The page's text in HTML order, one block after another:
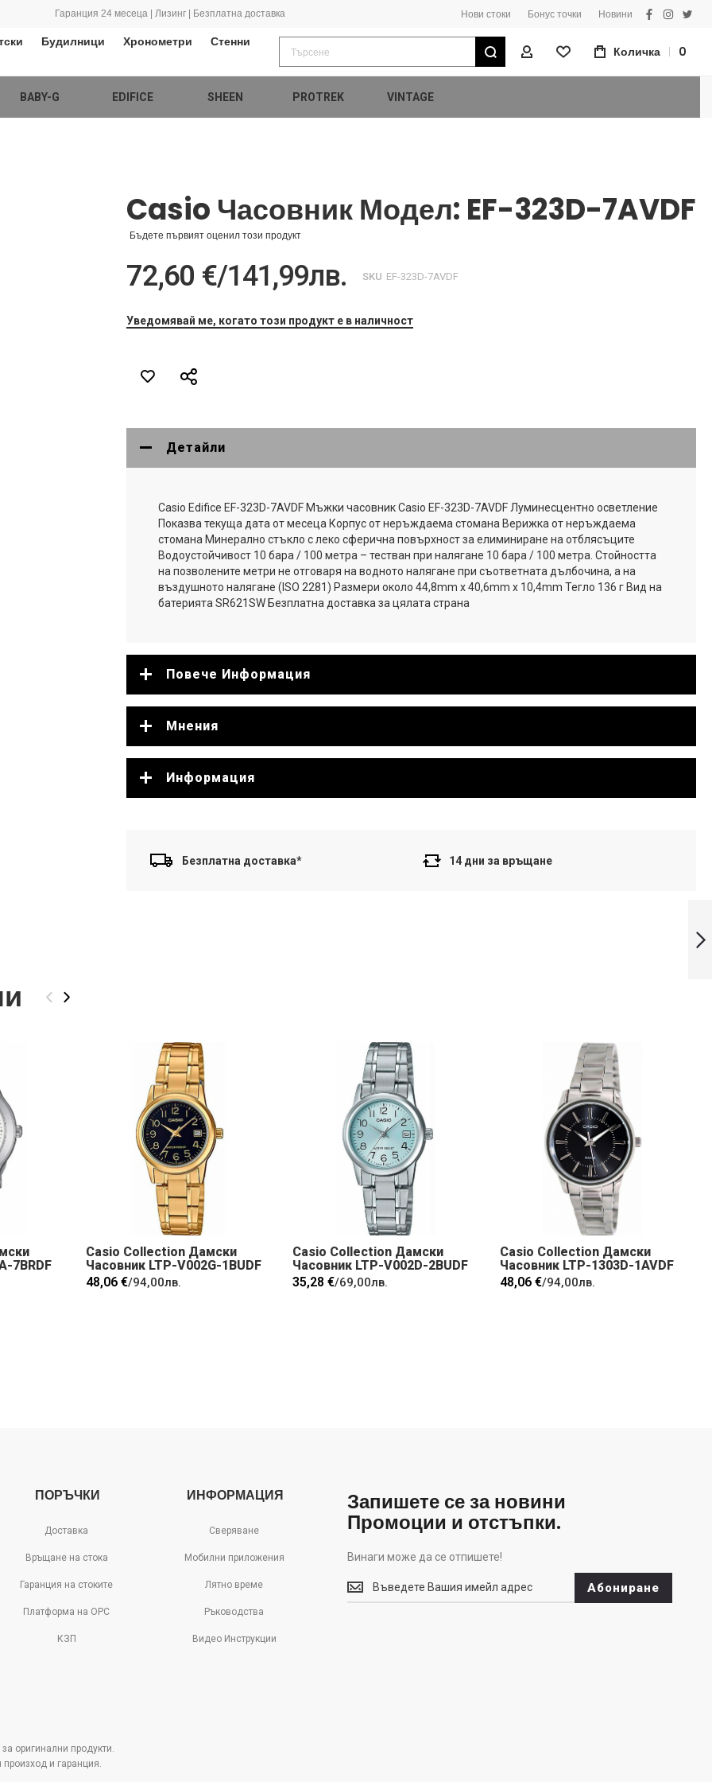
Гаранция 24 месеца | Лизинг | Безплатна доставка Нови стоки Бонус точки Новини
facebook
Будилници Хронометри
Стенни
Търсене
Моят ПрофилКоличка 0
BABY-G EDIFICE SHEEN PROTREK VINTAGE
Casio Часовник Модел: EF-323D-7AVDF
Бъдете първият оценил този продукт
72,60 €/141,99лв. SKU EF-323D-7AVDF
Уведомявай ме, когато този продукт е в наличност
Детайли
Casio Edifice EF-323D-7AVDF Мъжки часовник Casio EF-323D-7AVDF Луминесцентно осветление
Показва текуща дата от месеца Корпус от неръждаема стомана Верижка от неръждаема
стомана Минерално стъкло с леко сферична повърхност за елиминиране на отблясъците
Водоустойчивост 10 бара / 100 метра – тестван при налягане 10 бара / 100 метра. Стойността
на позволените метри не отговаря на водното налягане при съответната дълбочина, а на
въздушното налягане (ISO 2281) Размери около 44,8mm x 40,6mm x 10,4mm Тегло 136 г Вид на
батерията SR621SW Безплатна доставка за цялата страна
Повече Информация
Мнения
Информация
Безплатна доставка* 14 дни за връщане
‹ ›
7BRDF
Casio Collection Дамски
Часовник LTP-V002G-1BUDF
48,06 €/94,00лв.
Casio Collection Дамски
Часовник LTP-V002D-2BUDF
35,28 €/69,00лв.
Casio Collection Дамски
Часовник LTP-1303D-1AVDF
48,06 €/94,00лв.
Запишете се за новини
Промоции и отстъпки.
Винаги може да се отпишете!
Винаги
може
Абониране
ПОРЪЧКИ
Доставка
Връщане на стока
Гаранция на стоките
Платформа на ОРС
КЗП
ИНФОРМАЦИЯ
Сверяване
Мобилни приложения
Лятно време
Ръководства
Видео Инструкции
оригинални продукти.
произход и гаранция.